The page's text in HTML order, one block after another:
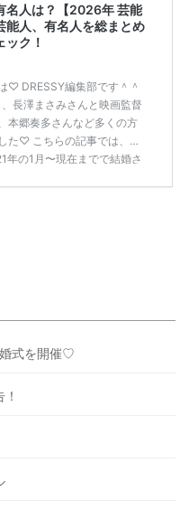
しました。 こちらの記事で
なランキングにまとめてい
の調査結果です) ​​ ドレスの
[…]続きを読む
名人は？【2026年 芸能
能人、有名人を総まとめ
ク！
♡ DRESSY編集部です＾＾
長澤まさみさんと映画監督
本郷奏多さんなど多くの方
た♡ こちらの記事では、DR
年の1月〜現在までで結婚さ
式を開催♡